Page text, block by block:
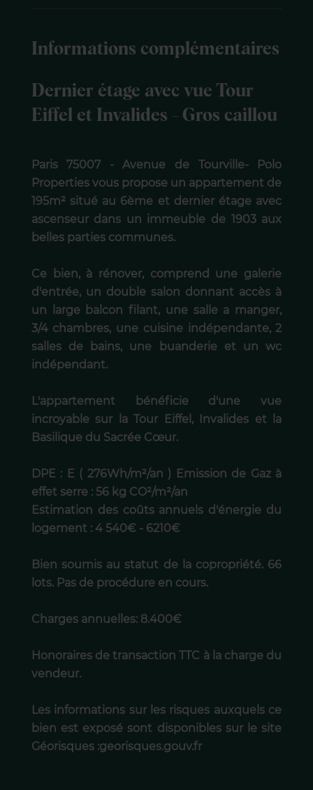
Informations complémentaires
Dernier étage avec vue Tour
Eiffel et Invalides - Gros caillou
Paris 75007 - Avenue de Tourville- Polo
Properties vous propose un appartement de
195m² situé au 6ème et dernier étage avec
ascenseur dans un immeuble de 1903 aux
belles parties communes.
Ce bien, à rénover, comprend une galerie
d'entrée, un double salon donnant accès à
un large balcon filant, une salle a manger,
3/4 chambres, une cuisine indépendante, 2
salles de bains, une buanderie et un wc
indépendant.
L'appartement bénéficie d'une vue
incroyable sur la Tour Eiffel, Invalides et la
Basilique du Sacrée Cœur.
DPE : E ( 276Wh/m²/an ) Emission de Gaz à
effet serre : 56 kg CO²/m²/an
Estimation des coûts annuels d'énergie du
logement : 4 540€ - 6210€
Bien soumis au statut de la copropriété. 66
lots. Pas de procédure en cours.
Charges annuelles: 8.400€
Honoraires de transaction TTC à la charge du
vendeur.
Les informations sur les risques auxquels ce
bien est exposé sont disponibles sur le site
Géorisques :georisques.gouv.fr